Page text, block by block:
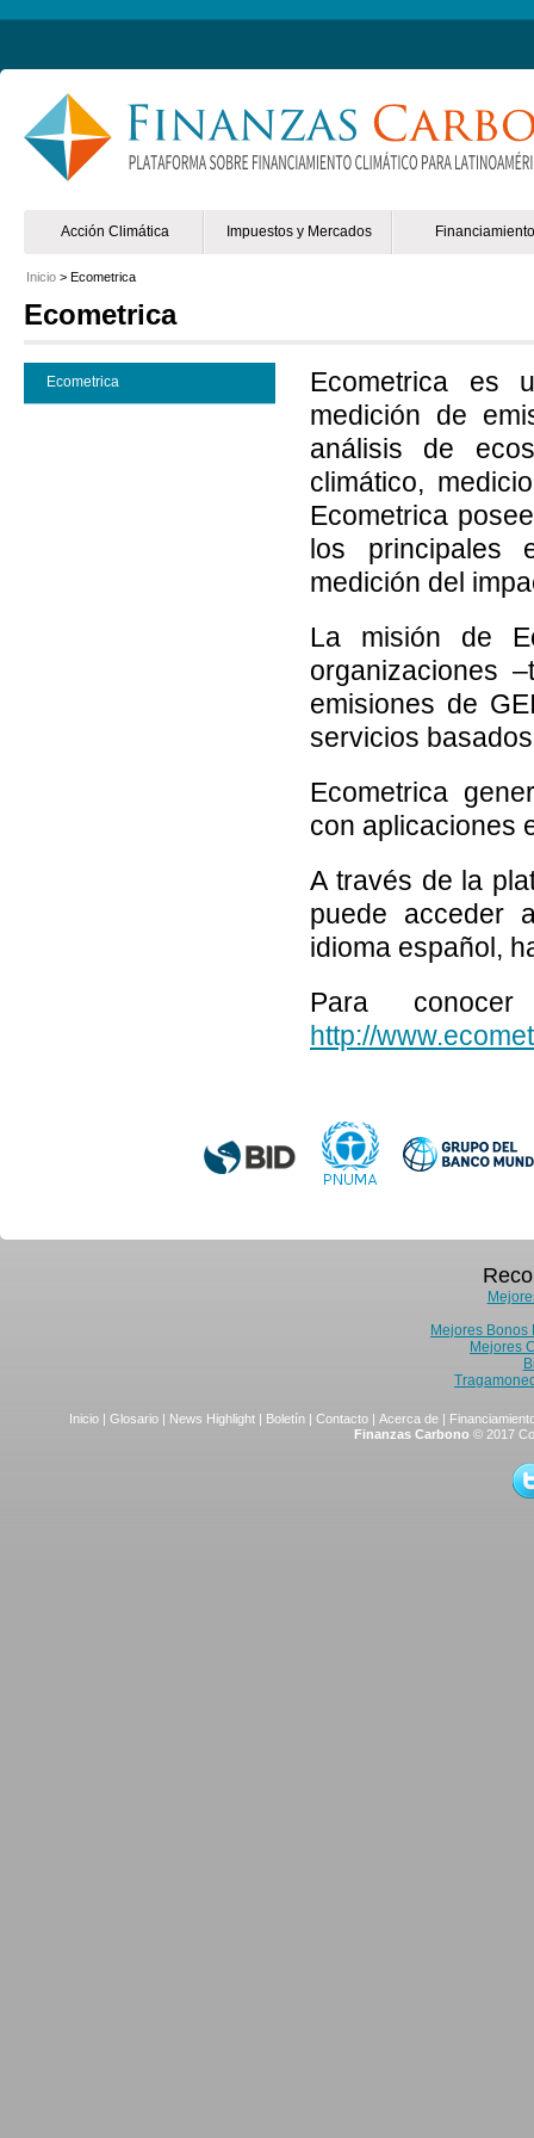
Acción Climática Impuestos y Mercados Financiamiento
Inicio > Ecometrica
Ecometrica
Ecometrica
Ecometrica es
medición de
análisis de
climático,
Ecometrica
los principales
medición del
La misión de
organizaciones
emisiones de
servicios
Ecometrica
con aplicaciones
A través de la
puede acceder
idioma español,
Para
http://
Mejores Bonos
Mejores
Inicio | Glosario | News Highlight | Boletín | Contacto | Acerca de |
Finanzas Carbono © 2017